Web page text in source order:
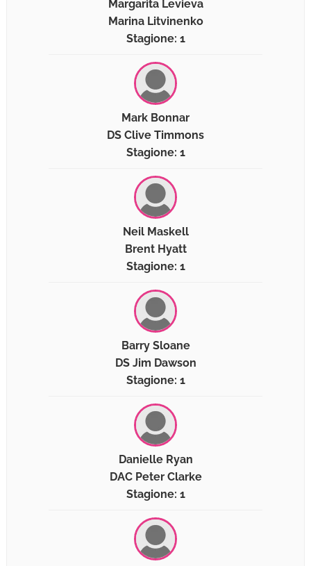
Margarita Levieva
Marina Litvinenko
Stagione: 1
Mark Bonnar
DS Clive Timmons
Stagione: 1
Neil Maskell
Brent Hyatt
Stagione: 1
Barry Sloane
DS Jim Dawson
Stagione: 1
Danielle Ryan
DAC Peter Clarke
Stagione: 1